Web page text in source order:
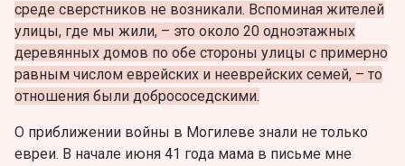
среде сверстников не возникали. Вспоминая жителей
улицы, где мы жили, – это около 20 одноэтажных
деревянных домов по обе стороны улицы с примерно
равным числом еврейских и нееврейских семей, – то
отношения были добрососедскими.
О приближении войны в Могилеве знали не только
евреи. В начале июня 41 года мама в письме мне